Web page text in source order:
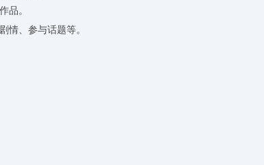
品。
情、参与话题等。